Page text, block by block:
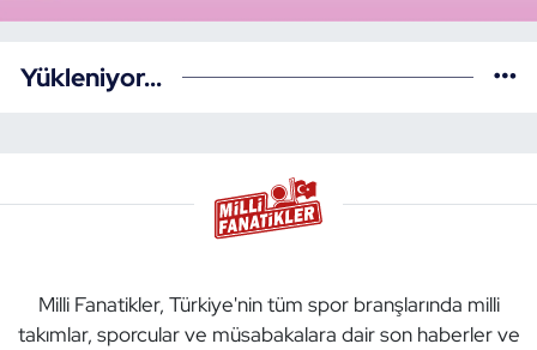
Yükleniyor...
Milli Fanatikler, Türkiye'nin tüm spor branşlarında milli
takımlar, sporcular ve müsabakalara dair son haberler ve